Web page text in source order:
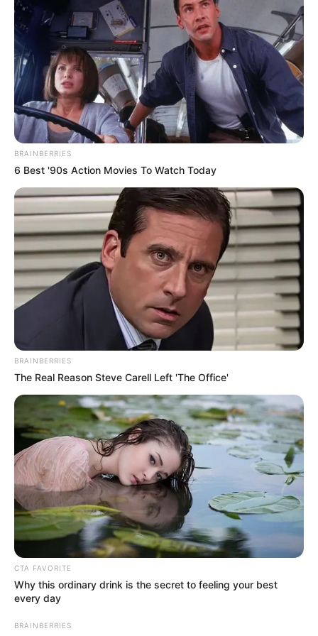
BRAINBERRIES
6 Best '90s Action Movies To Watch Today
BRAINBERRIES
The Real Reason Steve Carell Left 'The Office'
CTA FAVORITE
Why this ordinary drink is the secret to feeling your best
every day
BRAINBERRIES